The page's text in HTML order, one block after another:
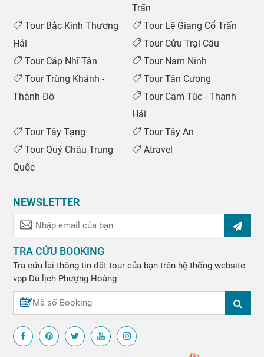
Trấn
Tour Bắc Kinh Thượng
Hải
Tour Lệ Giang Cổ Trấn
Tour Cửu Trại Câu
Tour Cáp Nhĩ Tân
Tour Nam Ninh
Tour Trùng Khánh -
Thành Đô
Tour Tân Cương
Tour Cam Túc - Thanh
Hải
Tour Tây Tạng
Tour Tây An
Tour Quý Châu Trung
Quốc
Atravel
NEWSLETTER
TRA CỨU BOOKING
Tra cứu lại thông tin đặt tour của bạn trên hệ thống website
vpp Du lịch Phượng Hoàng